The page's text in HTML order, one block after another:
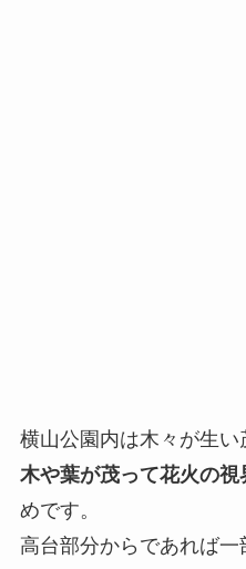
横山公園内は木々が生
木や葉が茂って花火の
めです。
高台部分からであれば